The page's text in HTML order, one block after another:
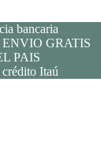
bancaria
GRATIS
PAIS
Itaú